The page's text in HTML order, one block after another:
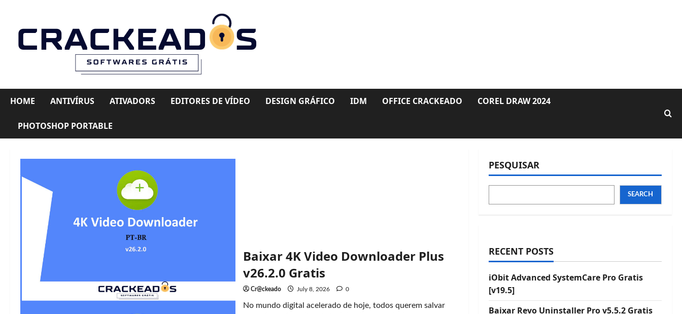
content
HOME ANTIVÍRUS ATIVADORS EDITORES DE VÍDEO DESIGN GRÁFICO IDM OFFICE CRACKEADO COREL DRAW 2024
PHOTOSHOP PORTABLE
Baixar 4K Video Downloader Plus
v26.2.0 Gratis
Cr@ckeado July 8, 2026 0
No mundo digital acelerado de hoje, todos querem salvar
PESQUISAR
SEARCH
RECENT POSTS
iObit Advanced SystemCare Pro Gratis
[v19.5]
Baixar Revo Uninstaller Pro v5.5.2 Gratis